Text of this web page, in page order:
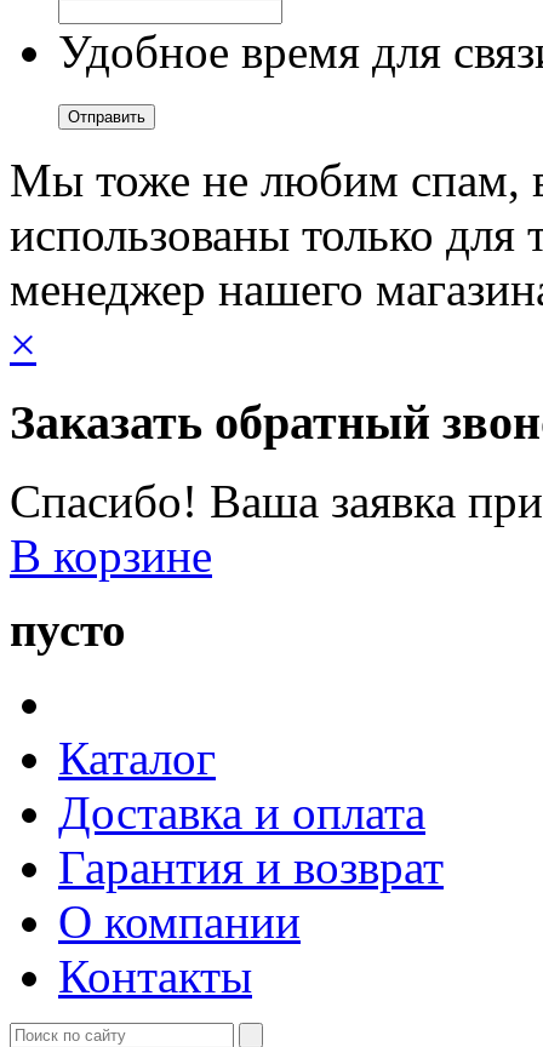
Удобное время для
Мы тоже не любим спам,
использованы только для
менеджер нашего
×
Заказать обратный
Спасибо! Ваша заявка
В корзине
пусто
Каталог
Доставка и оплата
Гарантия и возврат
О компании
Контакты